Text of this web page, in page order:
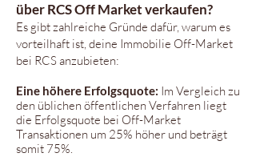
über RCS Off Market verkaufen?
Es gibt zahlreiche Gründe dafür, warum es
vorteilhaft ist, deine Immobilie Off-Market
bei RCS anzubieten:
Eine höhere Erfolgsquote: Im Vergleich zu
den üblichen öffentlichen Verfahren liegt
die Erfolgsquote bei Off-Market
Transaktionen um 25% höher und beträgt
somit 75%.